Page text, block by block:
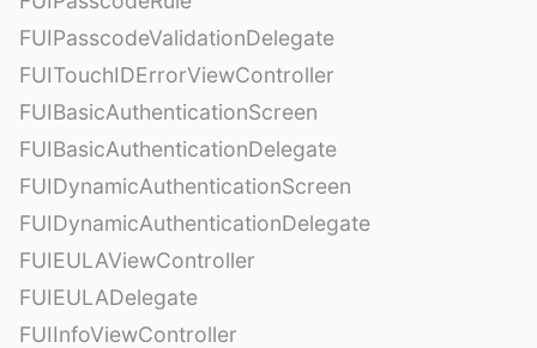
FUIPasscodeValidationDelegate
FUITouchIDErrorViewController
FUIBasicAuthenticationScreen
FUIBasicAuthenticationDelegate
FUIDynamicAuthenticationScreen
FUIDynamicAuthenticationDelegate
FUIEULAViewController
FUIEULADelegate
FUIInfoViewController